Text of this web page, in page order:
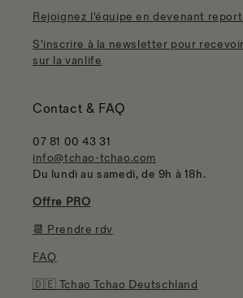
Rejoignez l'équipe en devenant
S'inscrire à la newsletter pour
sur la vanlife
Contact & FAQ
07 81 00 43 31
info@tchao-tchao.com
Du lundi au samedi, de 9h à 18h.
Offre PRO
📆 Prendre rdv
FAQ
🇩🇪 Tchao Tchao Deutschland